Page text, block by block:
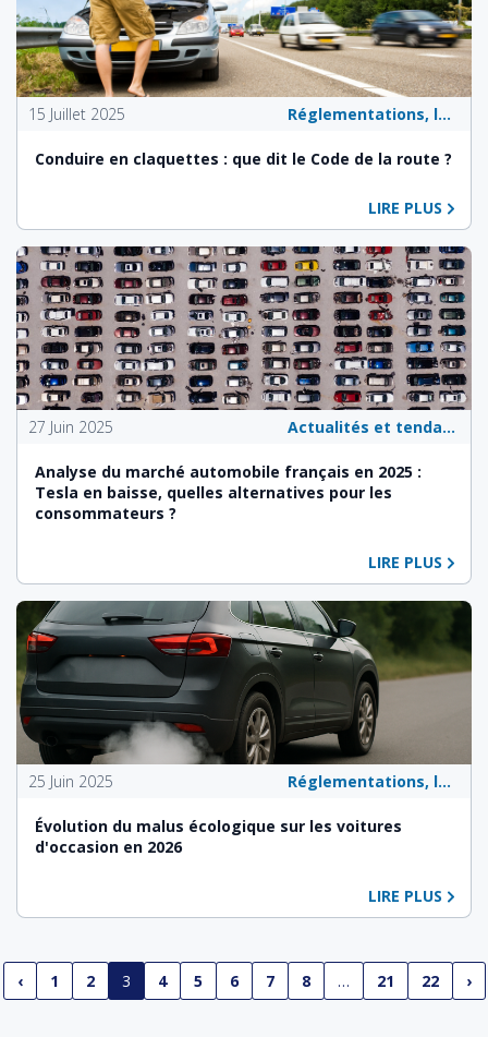
15 Juillet 2025 Réglementations, lois et politiques publiques
Conduire en claquettes : que dit le Code de la route ?
LIRE PLUS
27 Juin 2025 Actualités et tendances du secteur automobile
Analyse du marché automobile français en 2025 :
Tesla en baisse, quelles alternatives pour les
consommateurs ?
LIRE PLUS
25 Juin 2025 Réglementations, lois et politiques publiques
Évolution du malus écologique sur les voitures
d'occasion en 2026
LIRE PLUS
‹ 1 2 3 4 5 6 7 8 … 21 22 ›